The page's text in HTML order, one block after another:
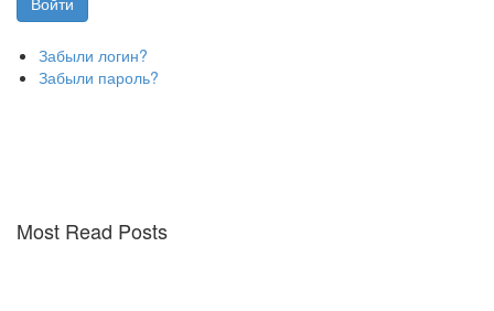
Забыли логин?
Забыли пароль?
Most Read Posts